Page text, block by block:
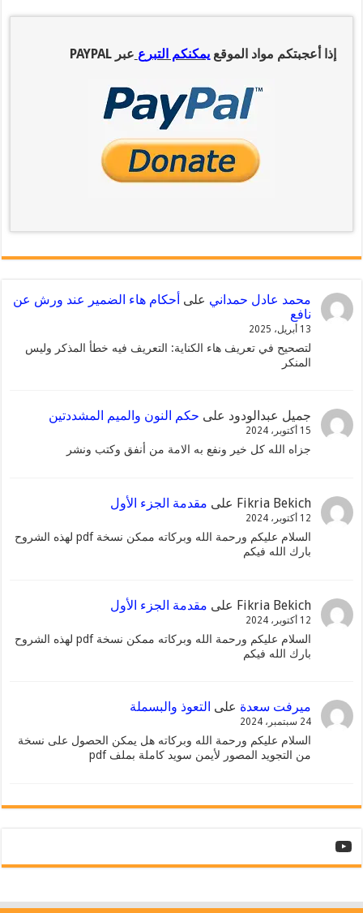
إذا أعجبتكم مواد الموقع يمكنكم التبرع عبر PAYPAL
محمد عادل حمدانيعلى أحكام هاء الضمير عند ورش عن
نافع
13 أبريل، 2025
لتصحيح في تعريف هاء الكناية: التعريف فيه خطأ المذكر وليس
المنكر
جميل عبدالودودعلى حكم النون والميم المشددتين
15 أكتوبر، 2024
جزاه الله كل خير ونفع به الامة من أنفق وكتب ونشر
Fikria Bekichعلى مقدمة الجزء الأول
12 أكتوبر، 2024
السلام عليكم ورحمة الله وبركاته ممكن نسخة pdf لهذه الشروح
بارك الله فيكم
Fikria Bekichعلى مقدمة الجزء الأول
12 أكتوبر، 2024
السلام عليكم ورحمة الله وبركاته ممكن نسخة pdf لهذه الشروح
بارك الله فيكم
ميرفت سعدةعلى التعوذ والبسملة
24 سبتمبر، 2024
السلام عليكم ورحمة الله وبركاته هل يمكن الحصول على نسخة
من التجويد المصور لأيمن سويد كاملة بملف pdf
YouTube